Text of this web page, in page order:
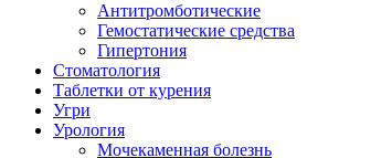
Антитромботические
Гемостатические средства
Гипертония
Стоматология
Таблетки от курения
Угри
Урология
Мочекаменная болезнь